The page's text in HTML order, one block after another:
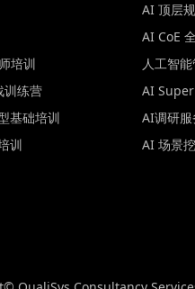
培训
训练营
基础培训
训
AI 顶层
AI CoE
人工智
AI Super
AI调研服
AI 场景